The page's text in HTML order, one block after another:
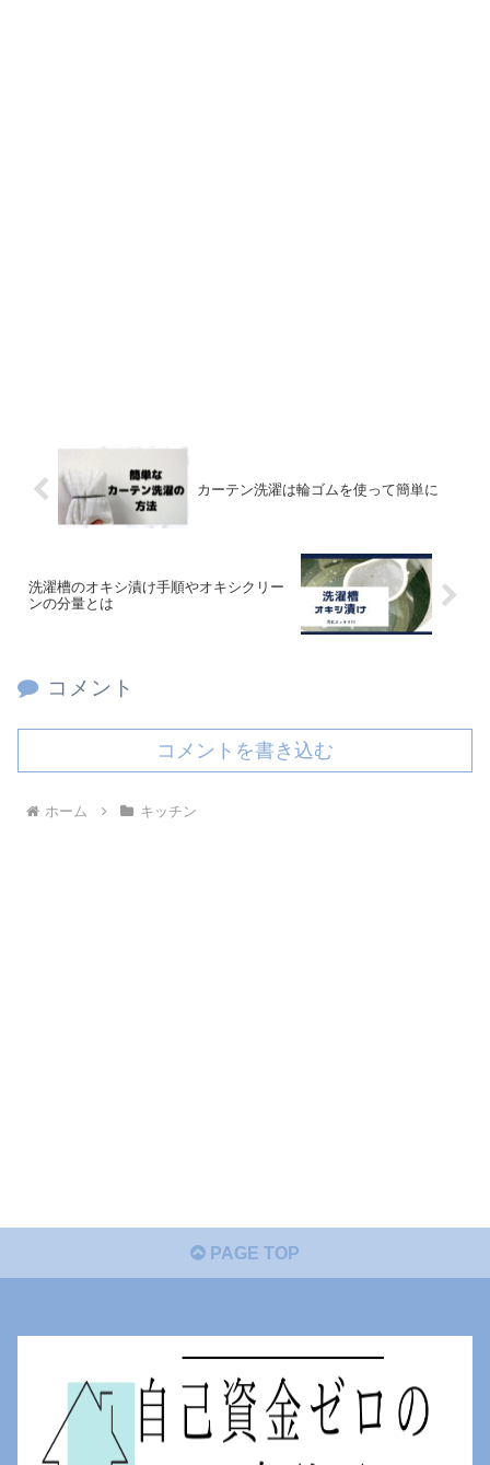
カーテン洗濯は輪ゴムを使って簡単に
洗濯槽のオキシ漬け手順やオキシクリー
ンの分量とは
コメント
コメントを書き込む
ホーム キッチン
PAGE TOP